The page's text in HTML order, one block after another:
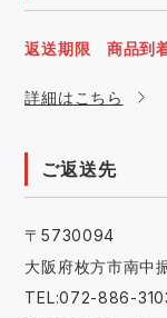
返送期限 商品到
詳細はこちら
ご返送先
〒5730094
大阪府枚方市南中
TEL:072-886-